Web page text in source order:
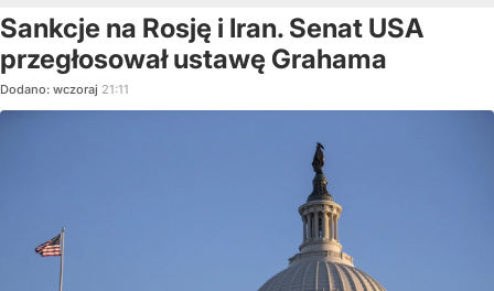
Sankcje na Rosję i Iran. Senat USA
przegłosował ustawę Grahama
Dodano: wczoraj 21:11